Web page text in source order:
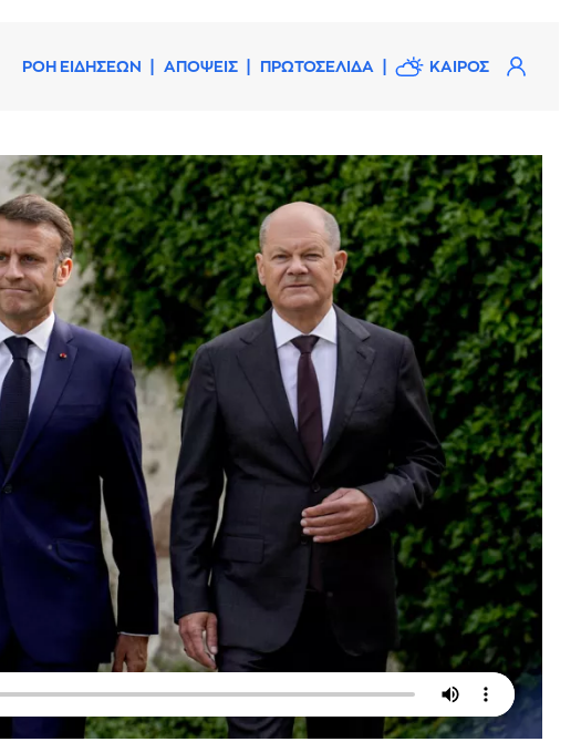
ΡΟΗ ΕΙΔΗΣΕΩΝ ΑΠΟΨΕΙΣ ΠΡΩΤΟΣΕΛΙΔΑ ΚΑΙΡΟΣ